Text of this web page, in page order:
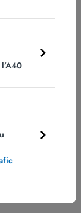
une